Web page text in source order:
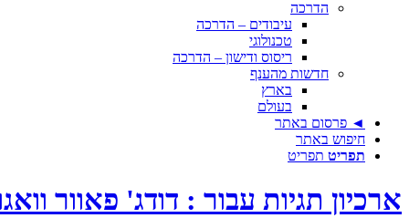
הדרכה
עיבודים – הדרכה
טכנולוגי
ריסוס ודישון – הדרכה
חדשות מהענף
בארץ
בעולם
◄ פרסום באתר
חיפוש באתר
תפריט תפריט
ארכיון תגיות עבור : דודג' פאוור